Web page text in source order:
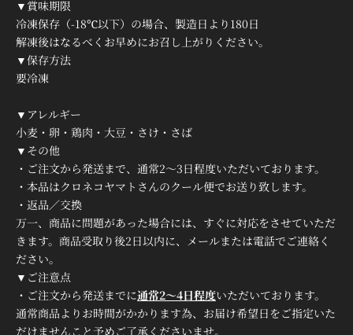
▼賞味期限
冷凍保存（-18℃以下）の場合、製造日より180日
解凍後はなるべくお早めにお召し上がりください。
▼保存方法
要冷凍
▼アレルギー
小麦・卵・鶏肉・大豆・さけ・さば
▼その他
・ご注文から発送まで、通常2～3日程度いただいております。
・本品はクロネコヤマトさんのクール便でお送り致します。
・返品／交換
万一、商品に問題があった場合には、すぐに対応をさせていただ
きます。商品受取り後2日以内に、メールまたは電話でご連絡く
ださい。
▼ご注意点
・ ご注文から発送までに通常2～4日程度いただいております。
通常商品よりお時間がかかります為、 お届け希望日をご指定いた
だけませんこと予めご了承くださいませ。